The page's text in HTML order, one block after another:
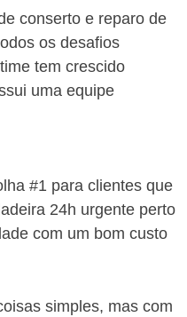
conserto e reparo de
os desafios
tem crescido
uma equipe
#1 para clientes que
24h urgente perto
com um bom custo
simples, mas com